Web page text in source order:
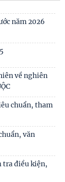
đình Châu
học quốc gia
về nghiên
chuẩn, tham
văn